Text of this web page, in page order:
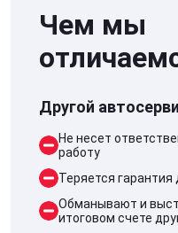
Чем мы
Другой
Не несет
работу
Теряется гарантия
Обманывают и
итоговом счете